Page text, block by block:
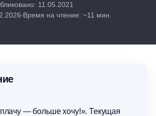
11.05.2021
Время на чтение: ~11 мин.
— больше хочу!». Текущая